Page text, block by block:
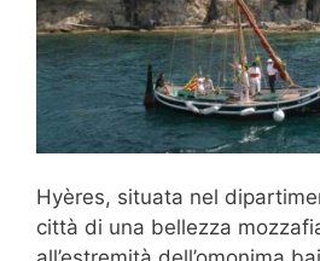
Hyères, situata nel
città di una bellezza